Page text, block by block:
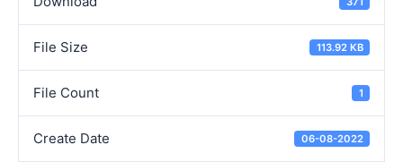
File Size 113.92 KB
File Count 1
Create Date 06-08-2022